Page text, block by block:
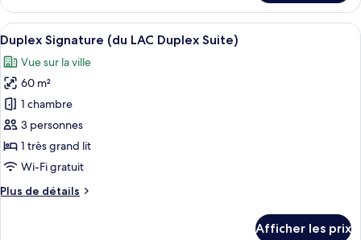
LAC
Suite
with
Ben
Thanh
view)
Chambre
Signature
(du
LAC
Suite
with
Ben
Thanh
view)
Afficher
toutes
les
photos
pour
ce
type
de
chambre :
Duplex
Un salon moderne avec un canapé
7
Duplex Signature (du LAC Duplex Suite)
Vue sur la ville
60 m²
1 chambre
3 personnes
1 très grand lit
Wi-Fi gratuit
Plus de détails
Plus
Afficher les prix